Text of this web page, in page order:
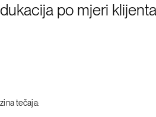
po mjeri klijenta
tečaja: